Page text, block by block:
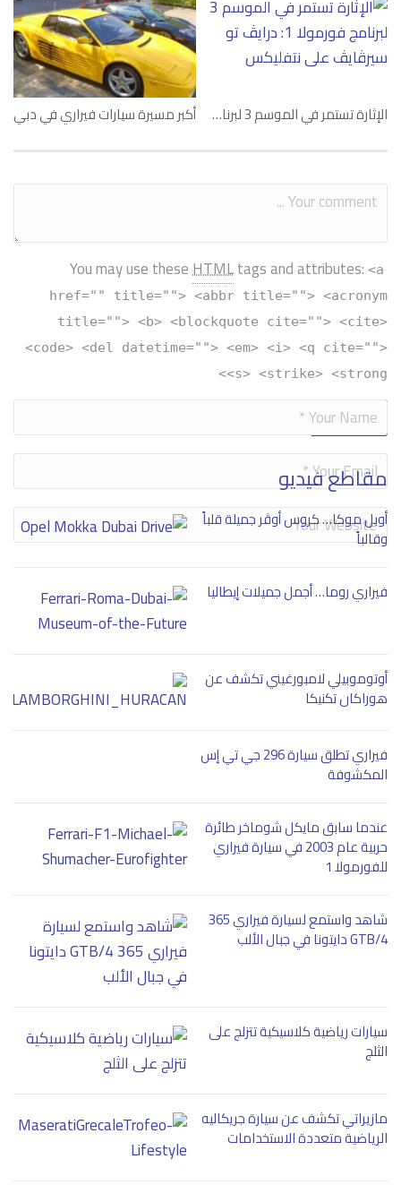
أكبر مسيرة سيارات فيراري في دبي الإثارة تستمر في الموسم 3 لبرنامج فورمولا 1: درايڤ تو سيرڤايڤ على نتفليكس
You may use theseHTMLtags and attributes: <a
href="" title=""> <abbr title=""> <acronym
title=""> <b> <blockquote cite=""> <cite>
<code> <del datetime=""> <em> <i> <q cite="">
<s> <strike> <strong>
Alternative:
مقاطع فيديو
أوبل موكا… كروس أوڤر جميلة قلباً
وقالباً
فيراري روما… أجمل جميلات إيطاليا
أوتوموبيلي لامبورغيني تكشف عن
هوراكان تكنيكا
فيراري تطلق سيارة 296 جي تي إس
المكشوفة
عندما سابق مايكل شوماخر طائرة
حربية عام 2003 في سيارة فيراري
للفورمولا 1
شاهد واستمع لسيارة فيراري 365
GTB/4 دايتونا في جبال الألب
سيارات رياضية كلاسيكية تتزلج على
الثلج
مازيراتي تكشف عن سيارة جريكاليه
الرياضية متعددة الاستخدامات